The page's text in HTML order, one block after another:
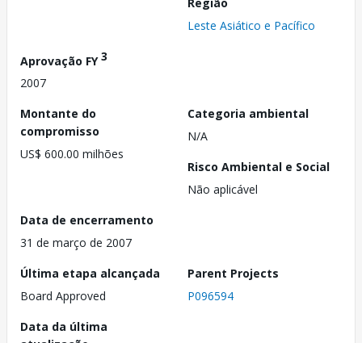
Leste Asiático e Pacífico
Aprovação FY3
2007
Montante do
compromisso
US$ 600.00 milhões
Categoria ambiental
N/A
Risco Ambiental e Social
Não aplicável
Data de encerramento
31 de março de 2007
Última etapa alcançada
Board Approved
Parent Projects
P096594
Data da última